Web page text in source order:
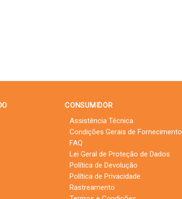
CONSUMIDOR
Assistência Técnica
Condições Gerais de Fornecimento
FAQ
Lei Geral de Proteção de Dados
Política de Devolução
Política de Privacidade
Rastreamento